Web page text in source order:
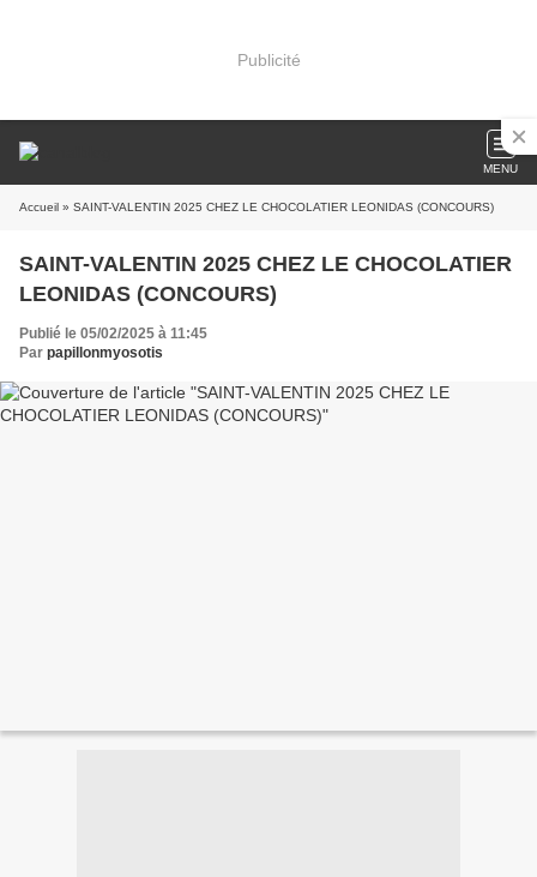
Publicité
MENU
Accueil » SAINT-VALENTIN 2025 CHEZ LE CHOCOLATIER LEONIDAS (CONCOURS)
SAINT-VALENTIN 2025 CHEZ LE CHOCOLATIER
LEONIDAS (CONCOURS)
Publié le 05/02/2025 à 11:45
Par papillonmyosotis